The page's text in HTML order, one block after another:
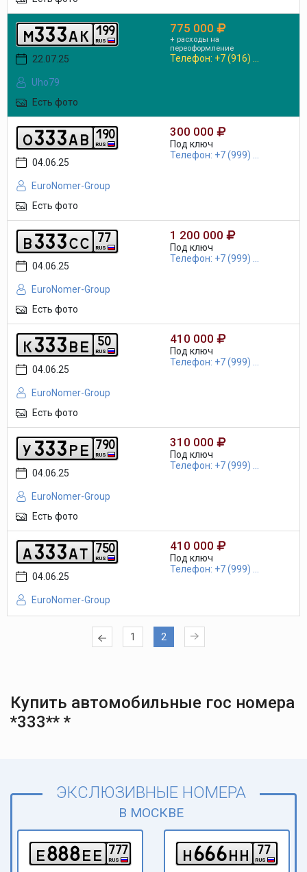
m333a k RUS
199
22.07.25
Uho79
Есть фото
775 000
+ расходы на
переоформление
Телефон: +7 (916) ...
o333a b RUS
190
04.06.25
EuroNomer-Group
Есть фото
300 000
Под ключ
Телефон: +7 (999) ...
b333cc RUS
77
04.06.25
EuroNomer-Group
Есть фото
1 200 000
Под ключ
Телефон: +7 (999) ...
k333b e RUS
50
04.06.25
EuroNomer-Group
Есть фото
410 000
Под ключ
Телефон: +7 (999) ...
y333p e RUS
790
04.06.25
EuroNomer-Group
Есть фото
310 000
Под ключ
Телефон: +7 (999) ...
a333at RUS
750
04.06.25
EuroNomer-Group
410 000
Под ключ
Телефон: +7 (999) ...
1 2
Купить автомобильные гос номера
*333** *
ЭКСЛЮЗИВНЫЕ НОМЕРА
В МОСКВЕ
e888e e RUS
777 h666h h RUS
77